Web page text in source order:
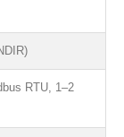
RTU, 1–2